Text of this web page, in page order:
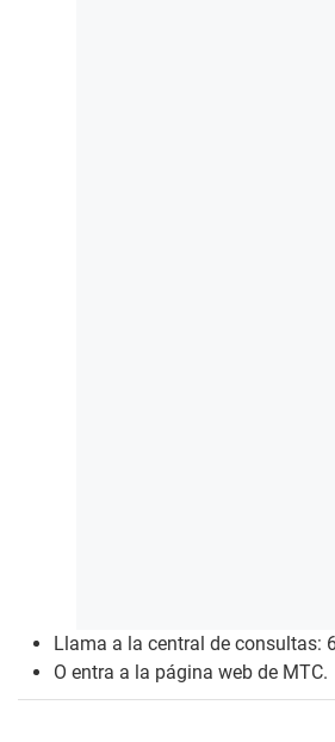
Llama a la central de consultas:
O entra a la página web de MTC.